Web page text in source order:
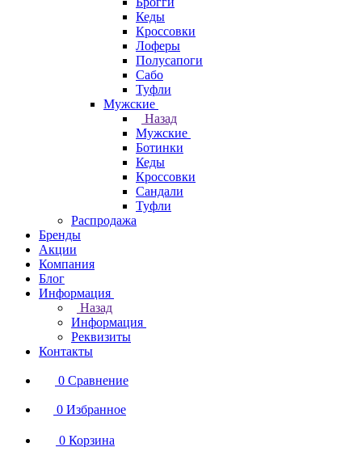
Кеды
Кроссовки
Лоферы
Полусапоги
Сабо
Туфли
Мужские
Назад
Мужские
Ботинки
Кеды
Кроссовки
Сандали
Туфли
Распродажа
Бренды
Акции
Компания
Блог
Информация
Назад
Информация
Реквизиты
Контакты
0 Сравнение
0 Избранное
0 Корзина